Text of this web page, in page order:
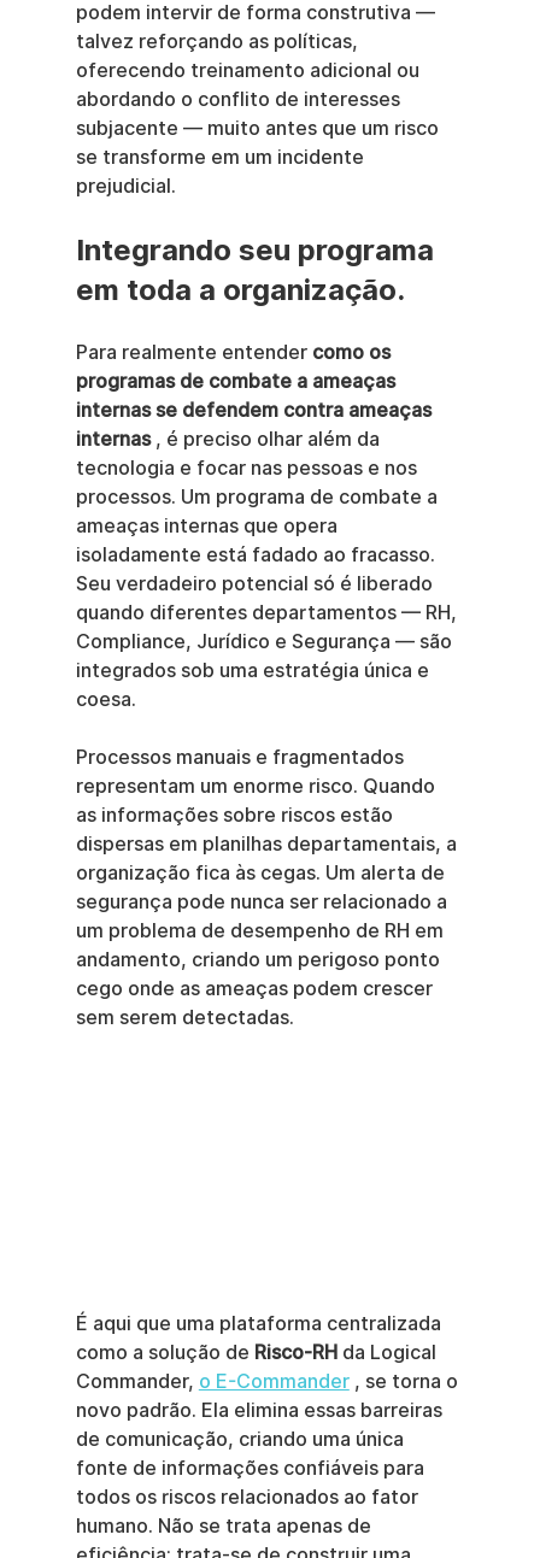
podem intervir de forma construtiva —
talvez reforçando as políticas,
oferecendo treinamento adicional ou
abordando o conflito de interesses
subjacente — muito antes que um risco
se transforme em um incidente
prejudicial.
Integrando seu programa
em toda a organização.
Para realmente entender como os
programas de combate a ameaças
internas se defendem contra ameaças
internas , é preciso olhar além da
tecnologia e focar nas pessoas e nos
processos. Um programa de combate a
ameaças internas que opera
isoladamente está fadado ao fracasso.
Seu verdadeiro potencial só é liberado
quando diferentes departamentos — RH,
Compliance, Jurídico e Segurança — são
integrados sob uma estratégia única e
coesa.
Processos manuais e fragmentados
representam um enorme risco. Quando
as informações sobre riscos estão
dispersas em planilhas departamentais, a
organização fica às cegas. Um alerta de
segurança pode nunca ser relacionado a
um problema de desempenho de RH em
andamento, criando um perigoso ponto
cego onde as ameaças podem crescer
sem serem detectadas.
É aqui que uma plataforma centralizada
como a solução de Risco-RH da Logical
Commander, o E-Commander , se torna o
novo padrão. Ela elimina essas barreiras
de comunicação, criando uma única
fonte de informações confiáveis para
todos os riscos relacionados ao fator
humano. Não se trata apenas de